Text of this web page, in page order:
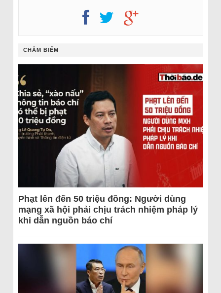
CHÂM BIẾM
Phạt lên đến 50 triệu đồng: Người dùng
mạng xã hội phải chịu trách nhiệm pháp lý
khi dẫn nguồn báo chí